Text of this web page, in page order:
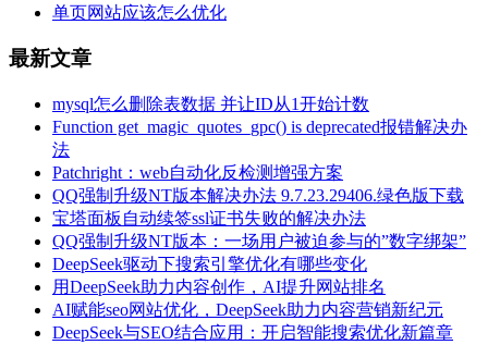
单页网站应该怎么优化
最新文章
mysql怎么删除表数据 并让ID从1开始计数
Function get_magic_quotes_gpc() is deprecated报错解决办
法
Patchright：web自动化反检测增强方案
QQ强制升级NT版本解决办法 9.7.23.29406.绿色版下载
宝塔面板自动续签ssl证书失败的解决办法
QQ强制升级NT版本：一场用户被迫参与的”数字绑架”
DeepSeek驱动下搜索引擎优化有哪些变化
用DeepSeek助力内容创作，AI提升网站排名
AI赋能seo网站优化，DeepSeek助力内容营销新纪元
DeepSeek与SEO结合应用：开启智能搜索优化新篇章